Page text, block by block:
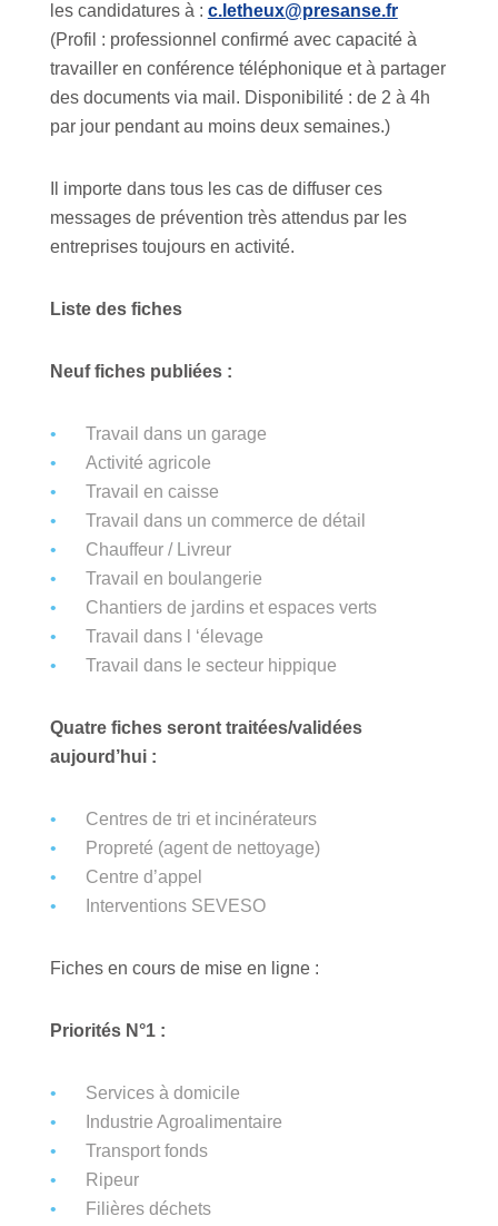
les candidatures à : c.letheux@presanse.fr
(Profil : professionnel confirmé avec capacité à
travailler en conférence téléphonique et à partager
des documents via mail. Disponibilité : de 2 à 4h
par jour pendant au moins deux semaines.)
Il importe dans tous les cas de diffuser ces
messages de prévention très attendus par les
entreprises toujours en activité.
Liste des fiches
Neuf fiches publiées :
Travail dans un garage
Activité agricole
Travail en caisse
Travail dans un commerce de détail
Chauffeur / Livreur
Travail en boulangerie
Chantiers de jardins et espaces verts
Travail dans l ‘élevage
Travail dans le secteur hippique
Quatre fiches seront traitées/validées
aujourd’hui :
Centres de tri et incinérateurs
Propreté (agent de nettoyage)
Centre d’appel
Interventions SEVESO
Fiches en cours de mise en ligne :
Priorités N°1 :
Services à domicile
Industrie Agroalimentaire
Transport fonds
Ripeur
Filières déchets